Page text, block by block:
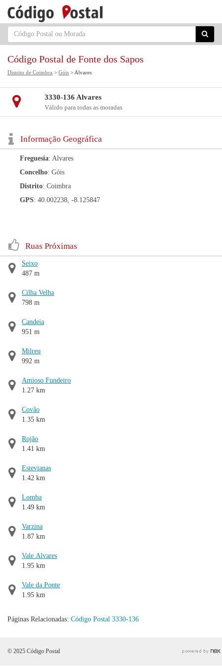
Código Postal de Fonte dos Sapos
Distrito de Coimbra > Góis > Alvares
3330-136 Alvares
Válido para todas as moradas
Informação Geográfica
Freguesia: Alvares
Concelho: Góis
Distrito: Coimbra
GPS: 40.002238, -8.125847
Ruas Próximas
Seixo
487 m
Cilha Velha
798 m
Candeia
951 m
Milreu
992 m
Amioso Fundeiro
1.27 km
Covão
1.35 km
Rojão
1.41 km
Estevianas
1.42 km
Lomba
1.49 km
Varzina
1.87 km
Vale Alvares
1.95 km
Vale da Ponte
1.95 km
Páginas Relacionadas: Código Postal 3330-136
© 2025 Código Postal